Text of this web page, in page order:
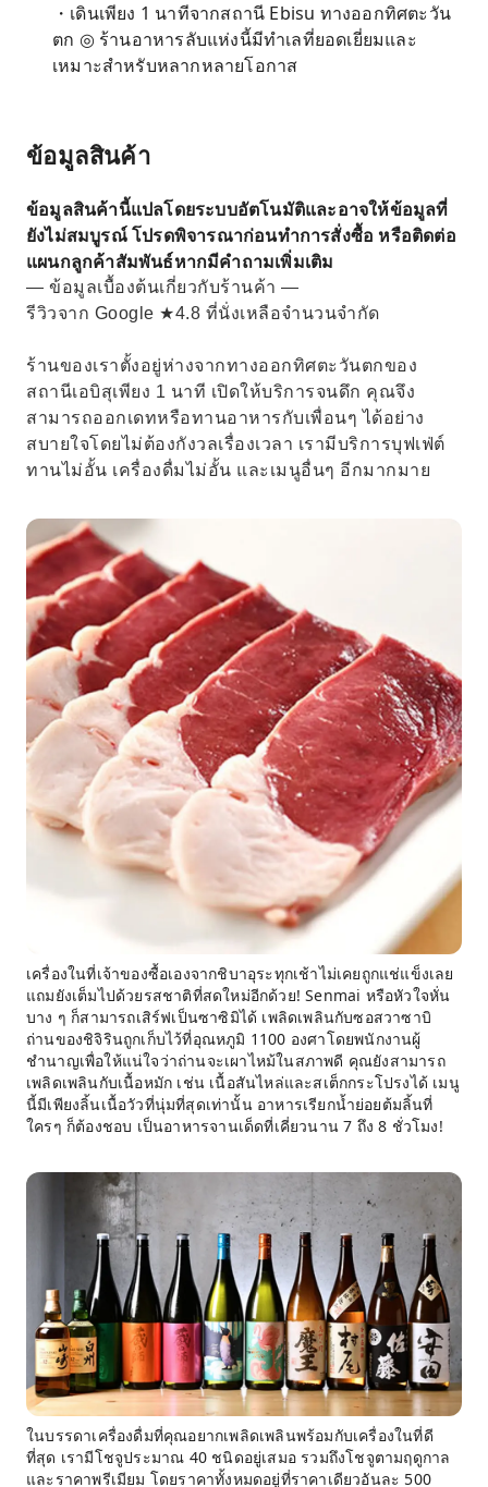
・เดินเพียง 1 นาทีจากสถานี Ebisu ทางออกทิศตะวัน
ตก ◎ ร้านอาหารลับแห่งนี้มีทำเลที่ยอดเยี่ยมและ
เหมาะสำหรับหลากหลายโอกาส
ข้อมูลสินค้า
ข้อมูลสินค้านี้แปลโดยระบบอัตโนมัติและอาจให้ข้อมูลที่
ยังไม่สมบูรณ์ โปรดพิจารณาก่อนทำการสั่งซื้อ หรือติดต่อ
แผนกลูกค้าสัมพันธ์หากมีคำถามเพิ่มเติม
— ข้อมูลเบื้องต้นเกี่ยวกับร้านค้า —
รีวิวจาก Google ★4.8 ที่นั่งเหลือจำนวนจำกัด
ร้านของเราตั้งอยู่ห่างจากทางออกทิศตะวันตกของ
สถานีเอบิสุเพียง 1 นาที เปิดให้บริการจนดึก คุณจึง
สามารถออกเดทหรือทานอาหารกับเพื่อนๆ ได้อย่าง
สบายใจโดยไม่ต้องกังวลเรื่องเวลา เรามีบริการบุฟเฟ่ต์
ทานไม่อั้น เครื่องดื่มไม่อั้น และเมนูอื่นๆ อีกมากมาย
เครื่องในที่เจ้าของซื้อเองจากชิบาอุระทุกเช้าไม่เคยถูกแช่แข็งเลย
แถมยังเต็มไปด้วยรสชาติที่สดใหม่อีกด้วย! Senmai หรือหัวใจหั่น
บาง ๆ ก็สามารถเสิร์ฟเป็นซาซิมิได้ เพลิดเพลินกับซอสวาซาบิ
ถ่านของชิจิรินถูกเก็บไว้ที่อุณหภูมิ 1100 องศาโดยพนักงานผู้
ชำนาญเพื่อให้แน่ใจว่าถ่านจะเผาไหม้ในสภาพดี คุณยังสามารถ
เพลิดเพลินกับเนื้อหมัก เช่น เนื้อสันไหล่และสเต็กกระโปรงได้ เมนู
นี้มีเพียงลิ้นเนื้อวัวที่นุ่มที่สุดเท่านั้น อาหารเรียกน้ำย่อยต้มลิ้นที่
ใครๆ ก็ต้องชอบ เป็นอาหารจานเด็ดที่เคี่ยวนาน 7 ถึง 8 ชั่วโมง!
ในบรรดาเครื่องดื่มที่คุณอยากเพลิดเพลินพร้อมกับเครื่องในที่ดี
ที่สุด เรามีโชจูประมาณ 40 ชนิดอยู่เสมอ รวมถึงโชจูตามฤดูกาล
และราคาพรีเมียม โดยราคาทั้งหมดอยู่ที่ราคาเดียวอันละ 500